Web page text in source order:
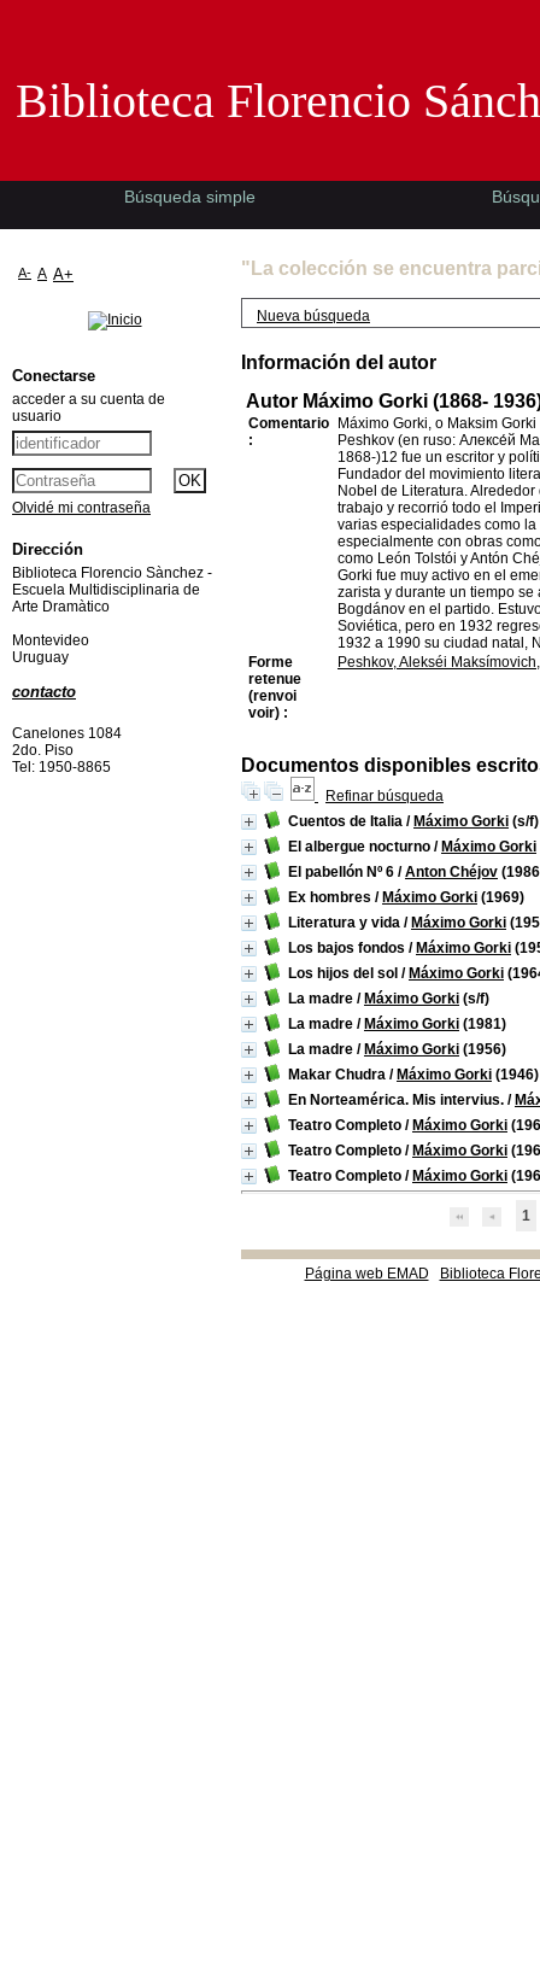
"La colección se encuentra
Nueva búsqueda
Información del autor
Autor Máximo Gorki (1868-
Comentario
:
Máximo Gorki, o Maksim
Peshkov (en ruso: Алексе́й
1868-)1​2​ fue un escritor y
Fundador del movimiento
Nobel de Literatura.​
trabajo y recorrió todo el
varias especialidades como
especialmente con obras
como León Tolstói y Antón
Gorki fue muy activo en el
zarista y durante un tiempo
Bogdánov en el partido.
Soviética, pero en 1932
1932 a 1990 su ciudad natal,
Forme
retenue
(renvoi
voir) :
Peshkov, Alekséi
Documentos disponibles
Refinar búsqueda
Cuentos de Italia / Máximo Gorki (s/f)
El albergue nocturno / Máximo Gorki
El pabellón Nº 6 /Anton Chéjov
Ex hombres / Máximo Gorki (1969)
Literatura y vida / Máximo Gorki
Los bajos fondos / Máximo Gorki
Los hijos del sol / Máximo Gorki
La madre / Máximo Gorki (s/f)
La madre / Máximo Gorki (1981)
La madre / Máximo Gorki (1956)
Makar Chudra / Máximo Gorki (1946)
En Norteamérica. Mis intervius. /
Teatro Completo / Máximo Gorki
Teatro Completo / Máximo Gorki
Teatro Completo / Máximo Gorki
1
Página web EMAD Biblioteca
Biblioteca Florencio
Búsqueda simple
A- A A+
Conectarse
acceder a su cuenta de
usuario
Olvidé mi contraseña
Dirección
Biblioteca Florencio Sànchez -
Escuela Multidisciplinaria de
Arte Dramàtico
Montevideo
Uruguay
contacto
Canelones 1084
2do. Piso
Tel: 1950-8865